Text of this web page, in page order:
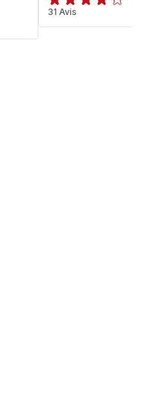
ratings.3.9
31 Avis